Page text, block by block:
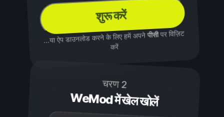
शुरू करें
...या ऐप डाउनलोड करने के लिए हमें अपनेपीसीपर विज़िट
करें
चरण 2
WeMod में खेल खोलें